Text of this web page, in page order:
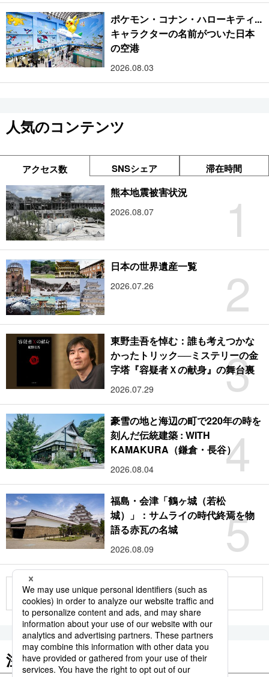
ポケモン・コナン・ハローキティ...
キャラクターの名前がついた日本
の空港
2026.08.03
人気のコンテンツ
アクセス数 SNSシェア 滞在時間
1
熊本地震被害状況
2026.08.07
2
日本の世界遺産一覧
2026.07.26
3
東野圭吾を悼む：誰も考えつかな
かったトリック──ミステリーの金
字塔『容疑者Ｘの献身』の舞台裏
2026.07.29
4
豪雪の地と海辺の町で220年の時を
刻んだ伝統建築 : WITH
KAMAKURA（鎌倉・長谷）
2026.08.04
5
福島・会津「鶴ヶ城（若松
城）」：サムライの時代終焉を物
語る赤瓦の名城
2026.08.09
もっと見る
注目のキーワード